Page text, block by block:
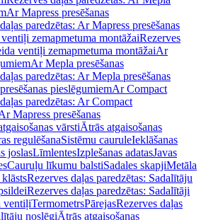
Ar Mapress presēšanas
paredzētas: Ar Mapress presēšanas
zemapmetuma montāžaiRezerves
ventiļi zemapmetuma montāžaiAr
Ar Mepla presēšanas
paredzētas: Ar Mepla presēšanas
pieslēgumiemAr Compact
paredzētas: Ar Compact
Mapress presēšanas
vārstiĀtrās atgaisošanas
regulēšanaSistēmu cauruleIeklāšanas
joslasLīmlentesIzplešanas adatasJavas
Cauruļu līkumu balstiSadales skapjiMetāla
Rezerves daļas paredzētas: Sadalītāju
Rezerves daļas paredzētas: Sadalītāji
ventiļiTermometrsPārejasRezerves daļas
noslēgiĀtrās atgaisošanas